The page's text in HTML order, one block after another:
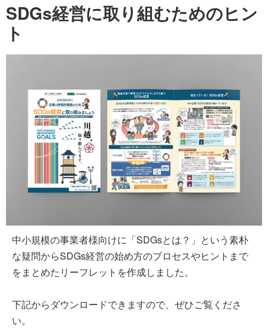
SDGs経営に取り組むためのヒン
ト
中小規模の事業者様向けに「SDGsとは？」という素朴
な疑問からSDGs経営の始め方のプロセスやヒントまで
をまとめたリーフレットを作成しました。
下記からダウンロードできますので、ぜひご覧くださ
い。